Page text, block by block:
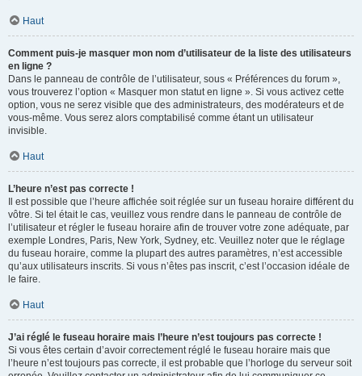
Haut
Comment puis-je masquer mon nom d’utilisateur de la liste des utilisateurs
en ligne ?
Dans le panneau de contrôle de l’utilisateur, sous « Préférences du forum »,
vous trouverez l’option « Masquer mon statut en ligne ». Si vous activez cette
option, vous ne serez visible que des administrateurs, des modérateurs et de
vous-même. Vous serez alors comptabilisé comme étant un utilisateur
invisible.
Haut
L’heure n’est pas correcte !
Il est possible que l’heure affichée soit réglée sur un fuseau horaire différent du
vôtre. Si tel était le cas, veuillez vous rendre dans le panneau de contrôle de
l’utilisateur et régler le fuseau horaire afin de trouver votre zone adéquate, par
exemple Londres, Paris, New York, Sydney, etc. Veuillez noter que le réglage
du fuseau horaire, comme la plupart des autres paramètres, n’est accessible
qu’aux utilisateurs inscrits. Si vous n’êtes pas inscrit, c’est l’occasion idéale de
le faire.
Haut
J’ai réglé le fuseau horaire mais l’heure n’est toujours pas correcte !
Si vous êtes certain d’avoir correctement réglé le fuseau horaire mais que
l’heure n’est toujours pas correcte, il est probable que l’horloge du serveur soit